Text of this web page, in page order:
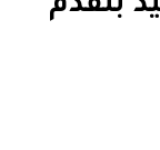
بتقدم